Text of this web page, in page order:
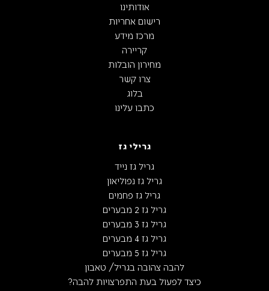
אודותינו
רישום אחריות
מרכז מידע
קריירה
מחירון הובלות
צרו קשר
בלוג
כתבו עלינו
גרילי גז
גריל גז נייד
גריל גז נפוליאון
גריל גז פחמים
גריל גז 2 מבערים
גריל גז 3 מבערים
גריל גז 4 מבערים
גריל גז 5 מבערים
להבה צהובה בגריל/ טאבון
כיצד לפעול בעת התפרצויות להבה?